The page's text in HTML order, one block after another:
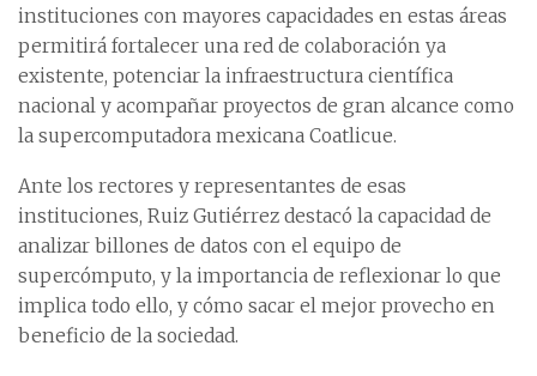
instituciones con mayores capacidades en estas áreas
permitirá fortalecer una red de colaboración ya
existente, potenciar la infraestructura científica
nacional y acompañar proyectos de gran alcance como
la supercomputadora mexicana Coatlicue.
Ante los rectores y representantes de esas
instituciones, Ruiz Gutiérrez destacó la capacidad de
analizar billones de datos con el equipo de
supercómputo, y la importancia de reflexionar lo que
implica todo ello, y cómo sacar el mejor provecho en
beneficio de la sociedad.